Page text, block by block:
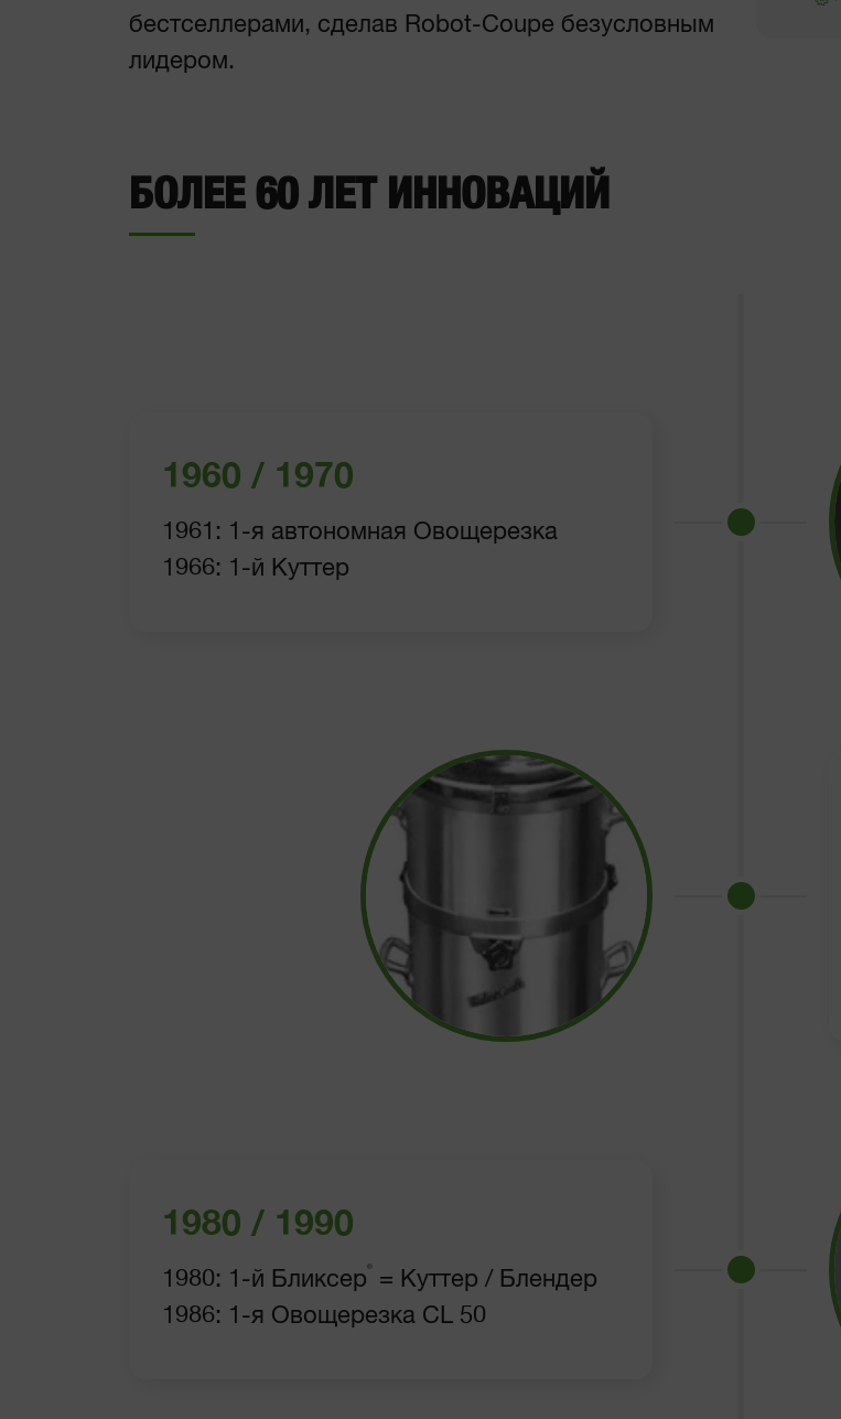
бестселлерами, сделав Robot-Coupe безусловным
лидером.
БОЛЕЕ 60 ЛЕТ ИННОВАЦИЙ
1960 / 1970
1961: 1-я автономная Овощерезка
1966: 1-й Куттер
1980 / 1990
1980: 1-й Бликсер
®
= Куттер / Блендер
1986: 1-я Овощерезка CL 50